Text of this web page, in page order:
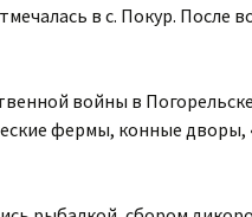
в с. Покур.
войны в
фермы, конные дворы,